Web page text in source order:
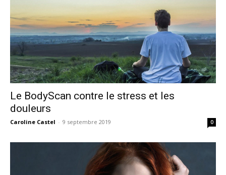
Le BodyScan contre le stress et les
douleurs
Caroline Castel - 9 septembre 2019 0